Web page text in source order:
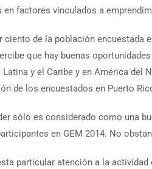
en factores vinculados a
ciento de la población encuestada
que hay buenas
y el Caribe y en América del
de los encuestados en Puerto
sólo es considerado como una
en GEM 2014. No
particular atención a la